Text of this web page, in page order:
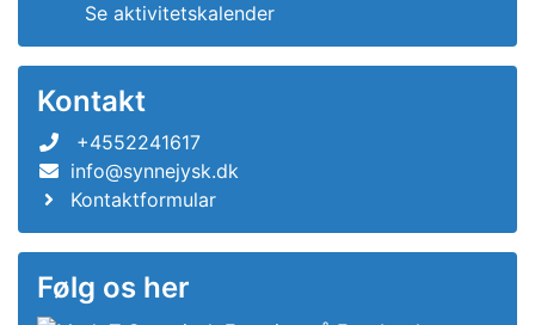
Se aktivitetskalender
Kontakt
+4552241617
info@synnejysk.dk
Kontaktformular
Følg os her